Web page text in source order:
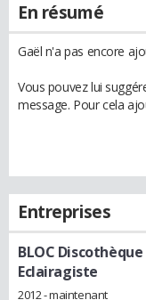
En résumé
Gaël n'a pas encore
Vous pouvez lui
message. Pour cela
Entreprises
BLOC Discothèque
Eclairagiste
2012 - maintenant